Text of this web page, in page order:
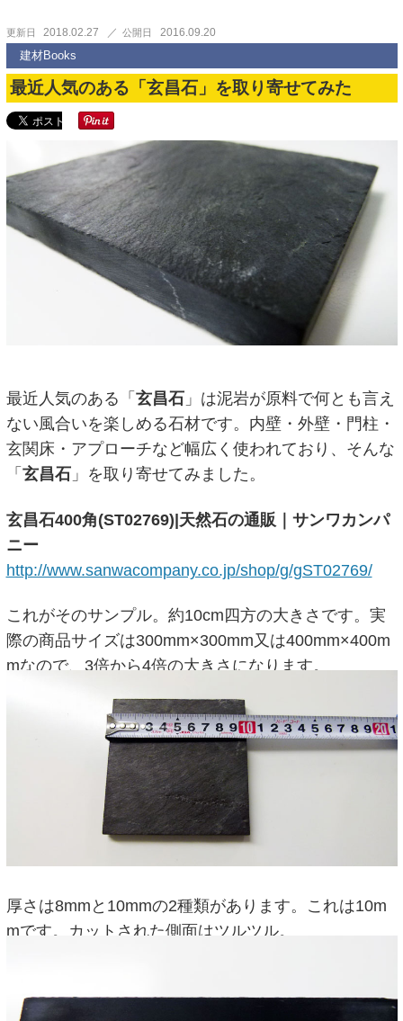
更新日 2018.02.27 公開日 2016.09.20
建材Books
最近人気のある「玄昌石」を取り寄せてみた
最近人気のある「 玄昌石」は泥岩が原料で何とも言え
ない風合いを楽しめる石材です。内壁・外壁・門柱・
玄関床・アプローチなど幅広く使われており、そんな
「 玄昌石」を取り寄せてみました。
玄昌石400角(ST02769)|天然石の通販｜サンワカンパ
ニー
http://www.sanwacompany.co.jp/shop/g/gST02769/
これがそのサンプル。約10cm四方の大きさです。実
際の商品サイズは300mm×300mm又は400mm×400m
mなので、3倍から4倍の大きさになります。
厚さは8mmと10mmの2種類があります。これは10m
mです。カットされた側面はツルツル。